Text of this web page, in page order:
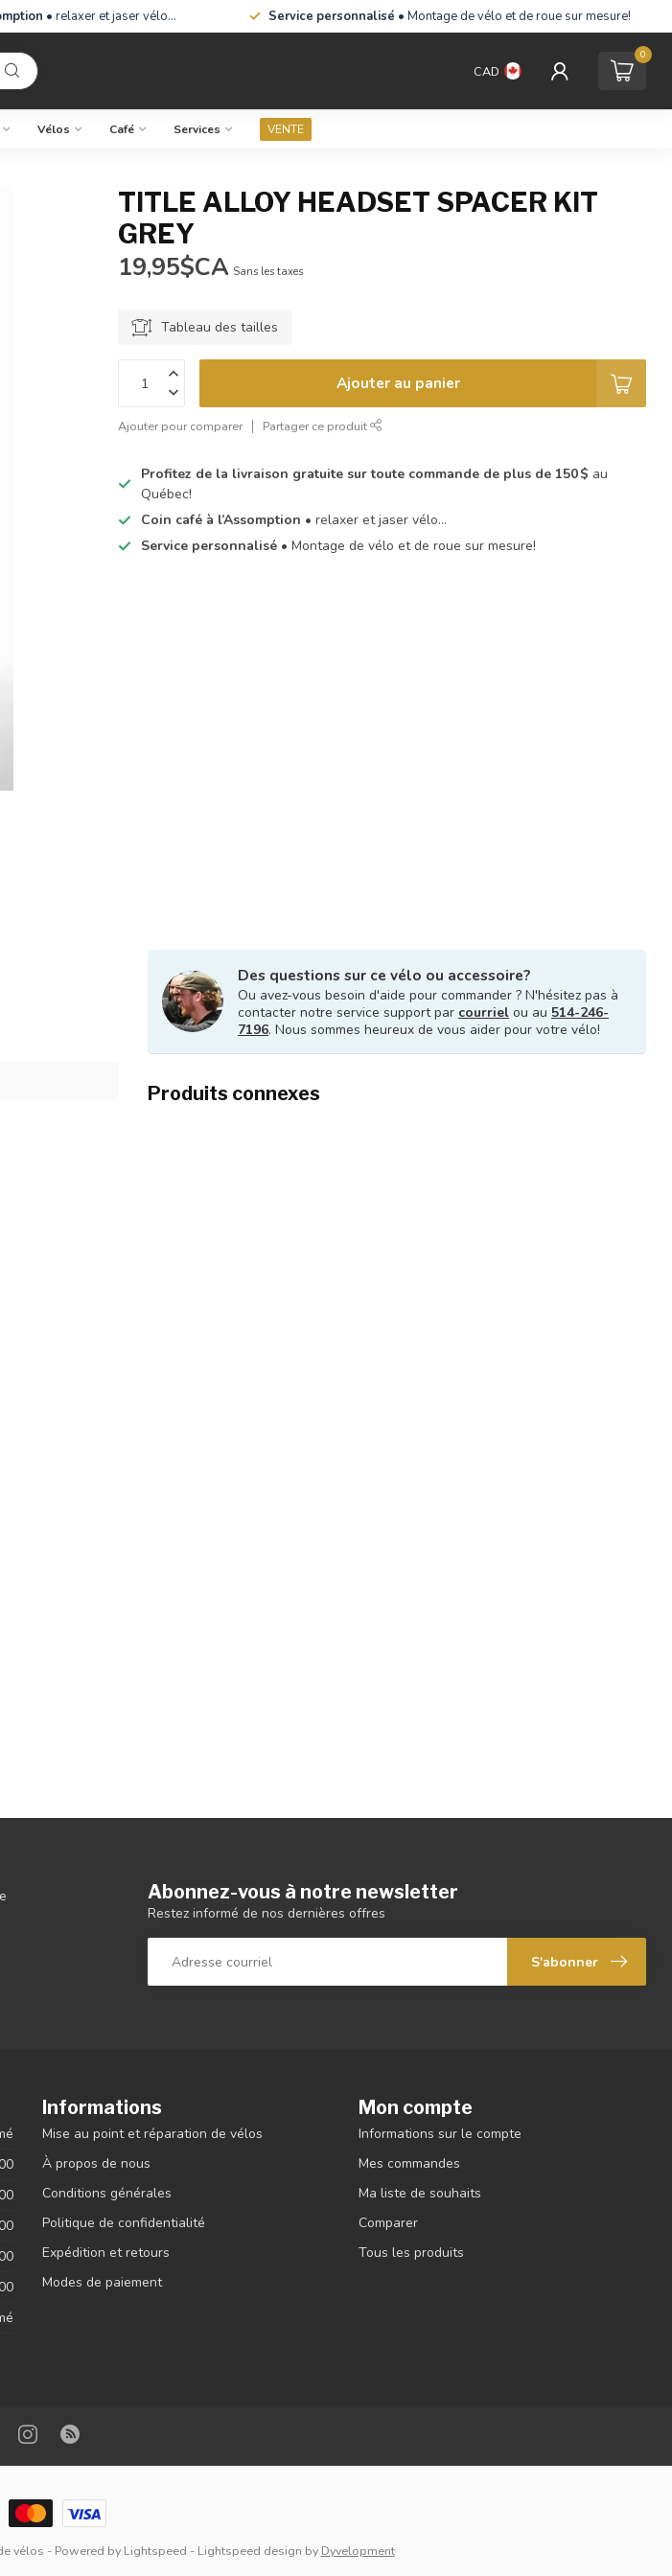
• relaxer et jaser vélo… Service personnalisé • Montage de vélo et de roue sur mesure!
CAD
0
Vélos Café Services VENTE
TITLE ALLOY HEADSET SPACER KIT
GREY
19,95$CA Sans les taxes
Tableau des tailles
Ajouter au panier
Ajouter pour comparer Partager ce produit
Profitez de la livraison gratuite sur toute commande de plus de 150 $ au
Québec!
Coin café à l’Assomption • relaxer et jaser vélo…
Service personnalisé • Montage de vélo et de roue sur mesure!
Des questions sur ce vélo ou accessoire?
Ou avez-vous besoin d'aide pour commander ? N'hésitez pas à
contacter notre service support par courriel ou au 514-246-
7196. Nous sommes heureux de vous aider pour votre vélo!
Produits connexes
Abonnez-vous à notre newsletter
Restez informé de nos dernières offres
S'abonner
Informations
Mise au point et réparation de vélos
À propos de nous
Conditions générales
Politique de confidentialité
Expédition et retours
Modes de paiement
Mon compte
Informations sur le compte
Mes commandes
Ma liste de souhaits
Comparer
Tous les produits
vélos - Powered by Lightspeed - Lightspeed design by Dyvelopment